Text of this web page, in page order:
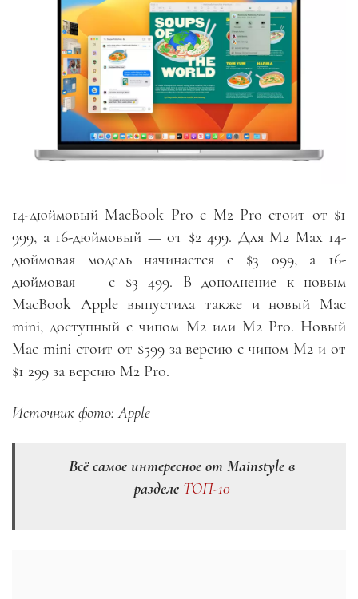
14-дюймовый MacBook Pro с M2 Pro стоит от $1
999, а 16-дюймовый — от $2 499. Для M2 Max 14-
дюймовая модель начинается с $3 099, а 16-
дюймовая — с $3 499. В дополнение к новым
MacBook Apple выпустила также и новый Mac
mini, доступный с чипом M2 или M2 Pro. Новый
Mac mini стоит от $599 за версию с чипом M2 и от
$1 299 за версию M2 Pro.
Источник фото: Apple
Всё самое интересное от Mainstyle в
разделе ТОП-10